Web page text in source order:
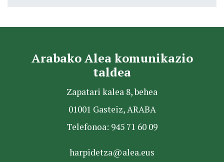
Arabako Alea komunikazio
taldea
Zapatari kalea 8, behea
01001 Gasteiz, ARABA
Telefonoa: 945 71 60 09
harpidetza@alea.eus